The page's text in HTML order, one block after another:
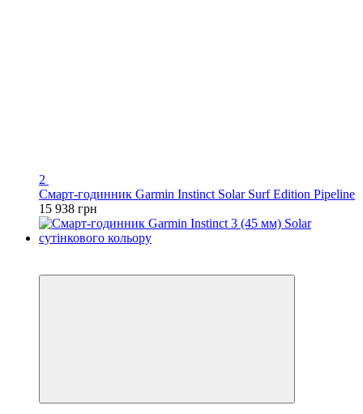
2
Смарт-годинник Garmin Instinct Solar Surf Edition Pipeline
15 938 грн